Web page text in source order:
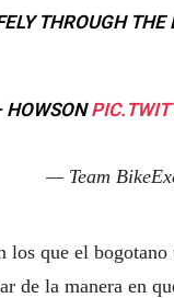
THROUGH
HOWSON
— Team
los que el
de la manera en